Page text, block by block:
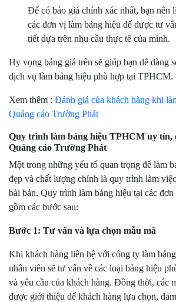
Để có báo giá chính xác nhất, bạn nên
các đơn vị làm bảng hiệu để được tư
tiết dựa trên nhu cầu thực tế của mình.
Hy vọng bảng giá trên sẽ giúp bạn dễ dàng
dịch vụ làm bảng hiệu phù hợp tại TPHCM.
Xem thêm : Đánh giá của khách hàng khi
Quảng cáo Trường Phát
Quy trình làm bảng hiệu TPHCM uy tín,
Quảng cáo Trường Phát
Một trong những yếu tố quan trọng để làm
đẹp và chất lượng chính là quy trình làm
bài bản. Quy trình làm bảng hiệu tại các
gồm các bước sau:
Bước 1: Tư vấn và lựa chọn mẫu mã
Khi khách hàng liên hệ với công ty làm
nhân viên sẽ tư vấn về các loại bảng hiệu
và yêu cầu của khách hàng. Đồng thời, các
được giới thiệu để khách hàng lựa chọn,